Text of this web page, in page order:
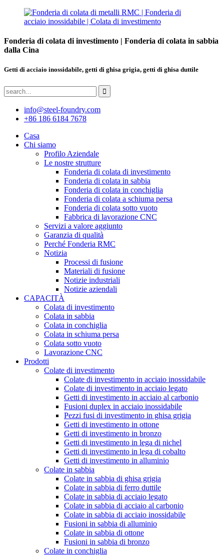
Fonderia di colata di investimento | Fonderia di colata in sabbia
dalla Cina
Getti di acciaio inossidabile, getti di ghisa grigia, getti di ghisa duttile
info@steel-foundry.com
+86 186 6184 7678
Casa
Chi siamo
Profilo Aziendale
Le nostre strutture
Fonderia di colata di investimento
Fonderia di colata in sabbia
Fonderia di colata in conchiglia
Fonderia di colata a schiuma persa
Fonderia di colata sotto vuoto
Fabbrica di lavorazione CNC
Servizi a valore aggiunto
Garanzia di qualità
Perché Fonderia RMC
Notizia
Processi di fusione
Materiali di fusione
Notizie industriali
Notizie aziendali
CAPACITÀ
Colata di investimento
Colata in sabbia
Colata in conchiglia
Colata in schiuma persa
Colata sotto vuoto
Lavorazione CNC
Prodotti
Colate di investimento
Colate di investimento in acciaio inossidabile
Colate di investimento in acciaio legato
Getti di investimento in acciaio al carbonio
Fusioni duplex in acciaio inossidabile
Pezzi fusi di investimento in ghisa grigia
Getti di investimento in ottone
Getti di investimento in bronzo
Getti di investimento in lega di nichel
Getti di investimento in lega di cobalto
Getti di investimento in alluminio
Colate in sabbia
Colate in sabbia di ghisa grigia
Colate in sabbia di ferro duttile
Colate in sabbia di acciaio legato
Colate in sabbia di acciaio al carbonio
Colate in sabbia di acciaio inossidabile
Fusioni in sabbia di alluminio
Colate in sabbia di ottone
Fusioni in sabbia di bronzo
Colate in conchiglia